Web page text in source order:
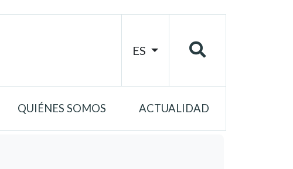
ES
QUIÉNES SOMOS ACTUALIDAD